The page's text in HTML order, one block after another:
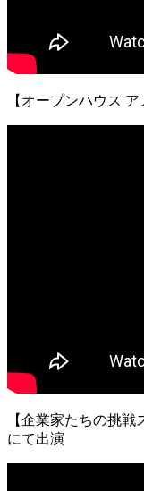
【オープンハウス
【企業家たちの挑
にて出演